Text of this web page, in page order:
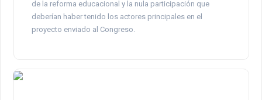
de la reforma educacional y la nula participación que
deberían haber tenido los actores principales en el
proyecto enviado al Congreso.